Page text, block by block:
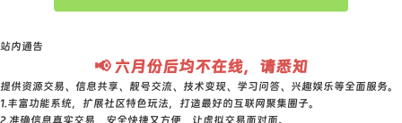
站内通告
📢 六月份后均不在线，请悉知
提供资源交易、信息共享、靓号交流、技术变现、学习问答、兴趣娱乐等全面服务。
1.丰富功能系统，扩展社区特色玩法，打造最好的互联网聚集圈子。
2.准确信息真实交易，安全快捷又方便，让虚拟交易面对面。